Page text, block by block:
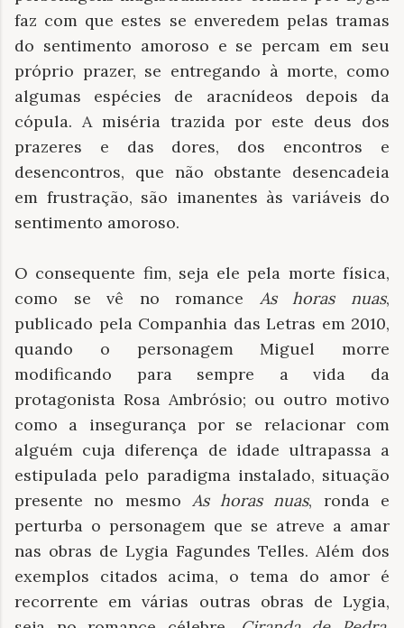
faz com que estes se enveredem pelas tramas
do sentimento amoroso e se percam em seu
próprio prazer, se entregando à morte, como
algumas espécies de aracnídeos depois da
cópula. A miséria trazida por este deus dos
prazeres e das dores, dos encontros e
desencontros, que não obstante desencadeia
em frustração, são imanentes às variáveis do
sentimento amoroso.
O consequente fim, seja ele pela morte física,
como se vê no romance As horas nuas,
publicado pela Companhia das Letras em 2010,
quando o personagem Miguel morre
modificando para sempre a vida da
protagonista Rosa Ambrósio; ou outro motivo
como a insegurança por se relacionar com
alguém cuja diferença de idade ultrapassa a
estipulada pelo paradigma instalado, situação
presente no mesmo As horas nuas, ronda e
perturba o personagem que se atreve a amar
nas obras de Lygia Fagundes Telles. Além dos
exemplos citados acima, o tema do amor é
recorrente em várias outras obras de Lygia,